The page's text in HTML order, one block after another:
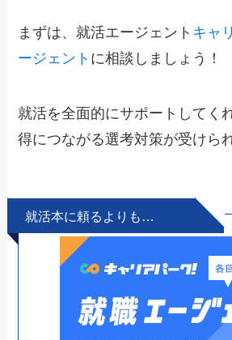
まずは、就活エージェント キャ
ージェント に相談しましょう！
就活を全面的にサポートしてく
得につながる選考対策が受けら
就活本に頼るよりも…